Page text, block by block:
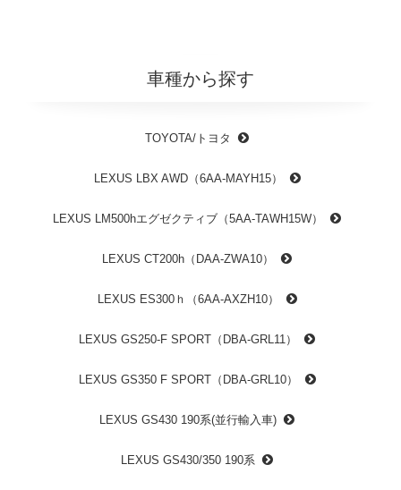
車種から探す
TOYOTA/トヨタ
LEXUS LBX AWD（6AA-MAYH15）
LEXUS LM500hエグゼクティブ（5AA-TAWH15W）
LEXUS CT200h（DAA-ZWA10）
LEXUS ES300ｈ（6AA-AXZH10）
LEXUS GS250-F SPORT（DBA-GRL11）
LEXUS GS350 F SPORT（DBA-GRL10）
LEXUS GS430 190系(並⾏輸⼊⾞)
LEXUS GS430/350 190系